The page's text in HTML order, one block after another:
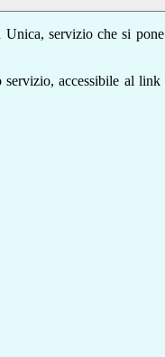
Unica, serviziochesi pone
servizio, accessibile al link